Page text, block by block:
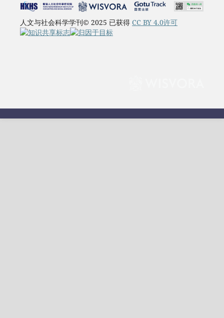
人文与社会科学学刊© 2025 已获得 CC BY 4.0许可